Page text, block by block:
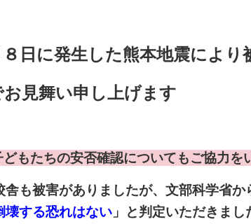
８日に発生した熊本地震によ
見舞い申し上げます
どもたちの安否確認についてもご協力を
も被害がありましたが、文部科学省
壊する恐れはない 」と判定いただきま